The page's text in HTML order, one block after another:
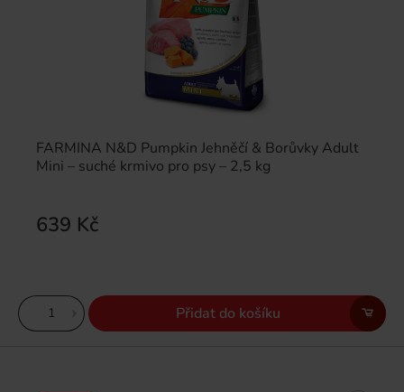
FARMINA N&D Pumpkin Jehněčí & Borůvky Adult
Mini – suché krmivo pro psy – 2,5 kg
639 Kč
Přidat do košíku